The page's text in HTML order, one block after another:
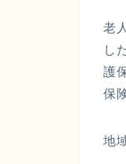
老
し
護
保
地